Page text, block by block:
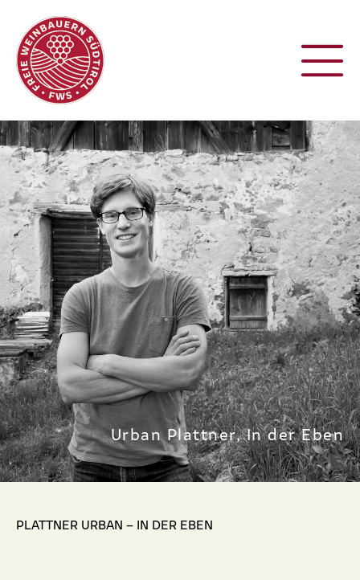
Urban Plattner, In der Eben
PLATTNER URBAN – IN DER EBEN